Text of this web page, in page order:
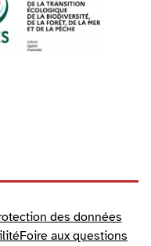
des données
Foire aux questions